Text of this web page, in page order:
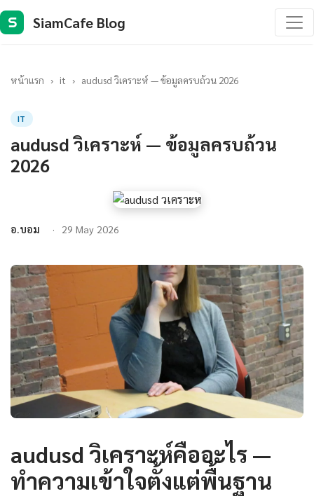
S SiamCafe Blog
หน้าแรก › it › audusd วิเคราะห์ — ข้อมูลครบถ้วน 2026
IT
audusd วิเคราะห์ — ข้อมูลครบถ้วน
2026
อ.บอม 29 May 2026
audusd วิเคราะห์คืออะไร —
ทำความเข้าใจตั้งแต่พื้นฐาน